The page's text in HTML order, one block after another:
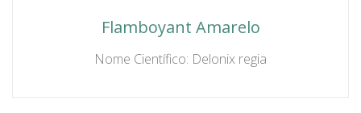
Flamboyant Amarelo
Nome Científico: Delonix regia